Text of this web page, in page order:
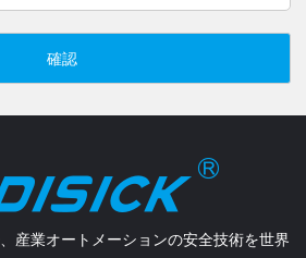
確認
産業オートメーションの安全技術を世界